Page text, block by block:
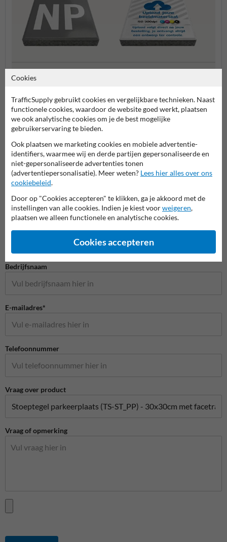
Parkeertegels
Stoeptegels bedrukken
Stel je vraag aan Stoeptegelprint.nl
Bedrijfsnaam
E-mailadres*
Telefoonnummer
Vraag over product
Vraag of opmerking
Cookies
TrafficSupply gebruikt cookies en vergelijkbare technieken. Naast
functionele cookies, waardoor de website goed werkt, plaatsen
we ook analytische cookies om je de best mogelijke
gebruikerservaring te bieden.
Ook plaatsen we marketing cookies en mobiele advertentie-
identifiers, waarmee wij en derde partijen gepersonaliseerde en
niet-gepersonaliseerde advertenties tonen
(advertentiepersonalisatie). Meer weten? Lees hier alles over ons
cookiebeleid.
Door op "Cookies accepteren" te klikken, ga je akkoord met de
instellingen van alle cookies. Indien je kiest voorweigeren,
plaatsen we alleen functionele en analytische cookies.
Cookies accepteren